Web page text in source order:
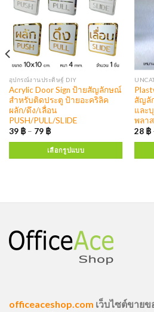
อุปกรณ์งานประดิษฐ์ DIY
Acrylic Door Sign ป้ายสัญลักษณ์
สำหรับติดประตู ป้ายอะคริลิค
ผลัก/ดึง/เลื่อน
PUSH/PULL/SLIDE
39 ฿– 79 ฿
เลือกรูปแบบ
สัญลั
และ
พลา
28 ฿
officeaceshop.com เว็บไซต์ขาย